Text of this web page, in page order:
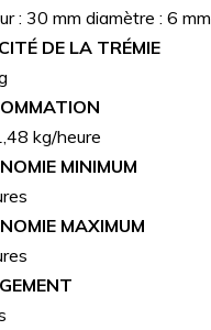
: 30 mm diamètre : 6 mm
DE LA TRÉMIE
kg/heure
MINIMUM
MAXIMUM